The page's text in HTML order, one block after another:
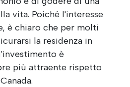
vita. Poiché l'interesse
è chiaro che per molti
la residenza in
è
più attraente rispetto